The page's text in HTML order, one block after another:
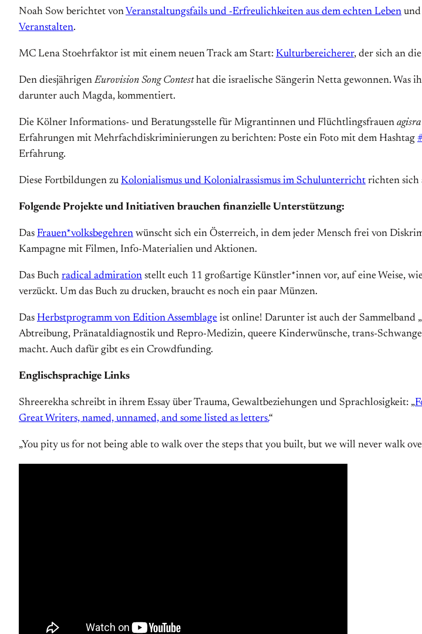
Noah Sow berichtet von Veranstaltungsfails und -Erfreulichkeiten aus dem echten Leben und
Veranstalten.
MC Lena Stoehrfaktor ist mit einem neuen Track am Start: Kulturbereicherer, der sich an
Den diesjährigen Eurovision Song Contesthat die israelische Sängerin Netta gewonnen. Was
darunter auch Magda, kommentiert.
Die Kölner Informations- und Beratungsstelle für Migrantinnen und Flüchtlingsfrauen agisra
Erfahrungen mit Mehrfachdiskriminierungen zu berichten: Poste ein Foto mit dem Hashtag
Erfahrung.
Diese Fortbildungen zu Kolonialismus und Kolonialrassismus im Schulunterricht richten sich
Folgende Projekte und Initiativen brauchen finanzielle Unterstützung:
Das Frauen*volksbegehren wünscht sich ein Österreich, in dem jeder Mensch frei von
Kampagne mit Filmen, Info-Materialien und Aktionen.
Das Buch radical admiration stellt euch 11 großartige Künstler*innen vor, auf eine Weise,
verzückt. Um das Buch zu drucken, braucht es noch ein paar Münzen.
Das Herbstprogramm von Edition Assemblage ist online! Darunter ist auch der Sammelband „
Abtreibung, Pränataldiagnostik und Repro-Medizin, queere Kinderwünsche, trans-
macht. Auch dafür gibt es ein Crowdfunding.
Englischsprachige Links
Shreerekha schreibt in ihrem Essay über Trauma, Gewaltbeziehungen und Sprachlosigkeit: „
Great Writers, named, unnamed, and some listed as letters.“
„You pity us for not being able to walk over the steps that you built, but we will never walk